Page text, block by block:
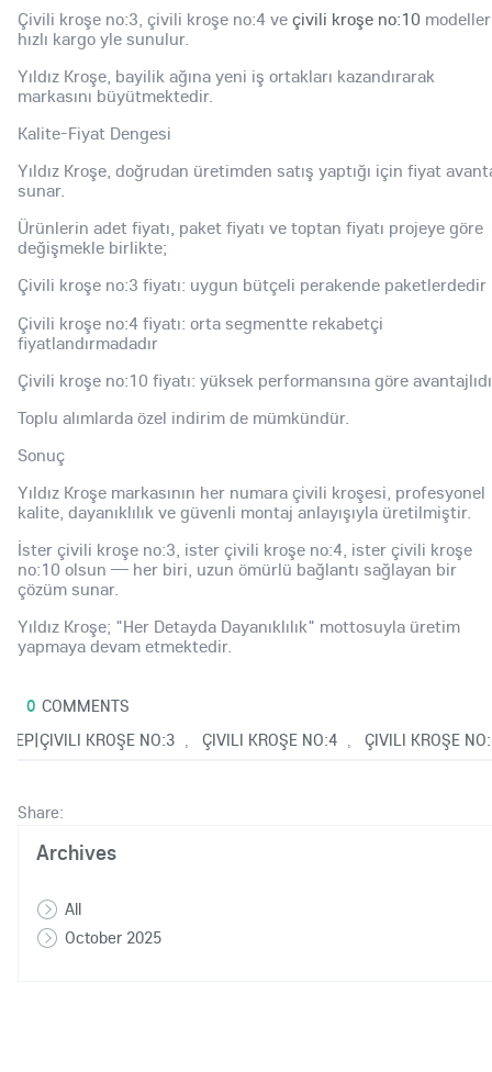
Çivili kroşe no:3, çivili kroşe no:4 ve çivili kroşe no:10
hızlı kargo yle sunulur.
Yıldız Kroşe, bayilik ağına yeni iş ortakları kazandırarak
markasını büyütmektedir.
Kalite-Fiyat Dengesi
Yıldız Kroşe, doğrudan üretimden satış yaptığı için fiyat
sunar.
Ürünlerin adet fiyatı, paket fiyatı ve toptan fiyatı projeye göre
değişmekle birlikte;
Çivili kroşe no:3 fiyatı: uygun bütçeli perakende paketlerdedir
Çivili kroşe no:4 fiyatı: orta segmentte rekabetçi
fiyatlandırmadadır
Çivili kroşe no:10 fiyatı: yüksek performansına göre
Toplu alımlarda özel indirim de mümkündür.
Sonuç
Yıldız Kroşe markasının her numara çivili kroşesi, profesyonel
kalite, dayanıklılık ve güvenli montaj anlayışıyla üretilmiştir.
İster çivili kroşe no:3, ister çivili kroşe no:4, ister çivili kroşe
no:10 olsun — her biri, uzun ömürlü bağlantı sağlayan bir
çözüm sunar.
Yıldız Kroşe; "Her Detayda Dayanıklılık" mottosuyla üretim
yapmaya devam etmektedir.
0 COMMENTS
|SEP|ÇIVILI KROŞE NO:3
ÇIVILI KROŞE NO:4 ÇIVILI KROŞE
Share:
Archives
All
October 2025